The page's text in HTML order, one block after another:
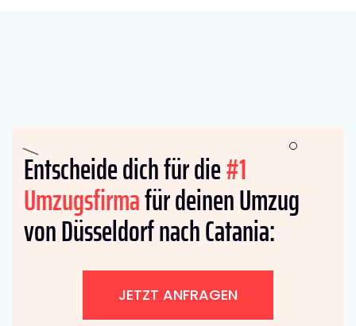
Entscheide dich für die#1
Umzugsfirmafür deinen Umzug
von Düsseldorf nach Catania:
JETZT ANFRAGEN